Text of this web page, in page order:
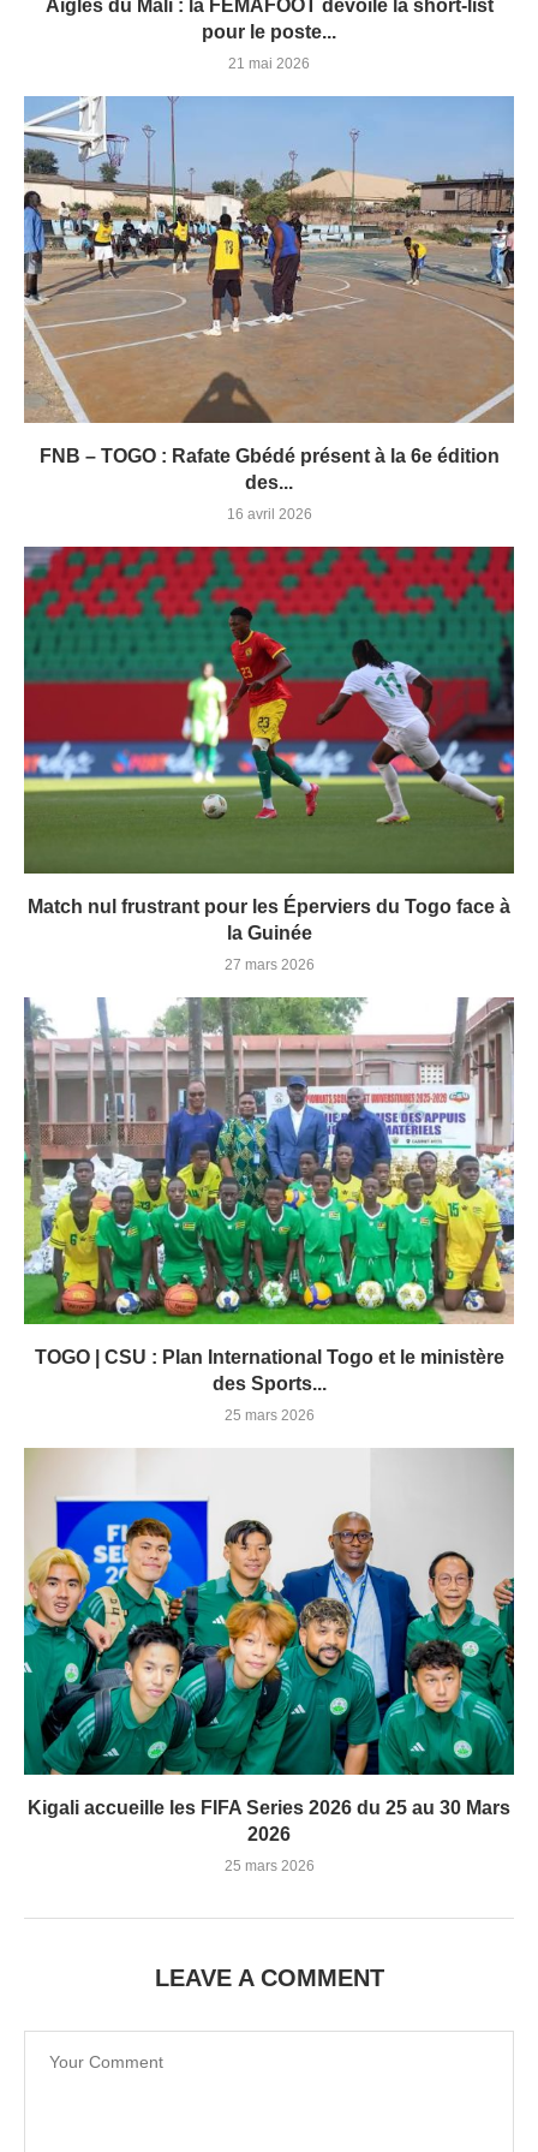
Aigles du Mali : la FEMAFOOT dévoile la short-list
pour le poste...
21 mai 2026
FNB – TOGO : Rafate Gbédé présent à la 6e édition
des...
16 avril 2026
Match nul frustrant pour les Éperviers du Togo face à
la Guinée
27 mars 2026
TOGO | CSU : Plan International Togo et le ministère
des Sports...
25 mars 2026
Kigali accueille les FIFA Series 2026 du 25 au 30 Mars
2026
25 mars 2026
LEAVE A COMMENT